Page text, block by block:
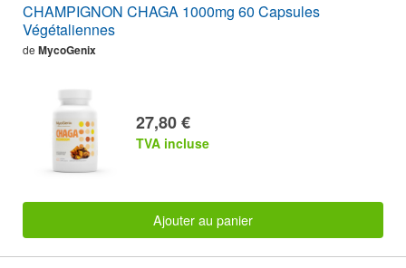
CHAMPIGNON CHAGA 1000mg 60 Capsules
Végétaliennes
de MycoGenix
27,80 €
TVA incluse
Ajouter au panier